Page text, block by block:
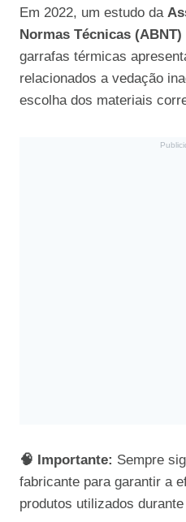
Em 2022, um estudo da
Normas Técnicas (ABNT)
garrafas térmicas
relacionados a vedação
escolha dos materiais
🧠 Importante: Sempre
fabricante para garantir a
produtos utilizados